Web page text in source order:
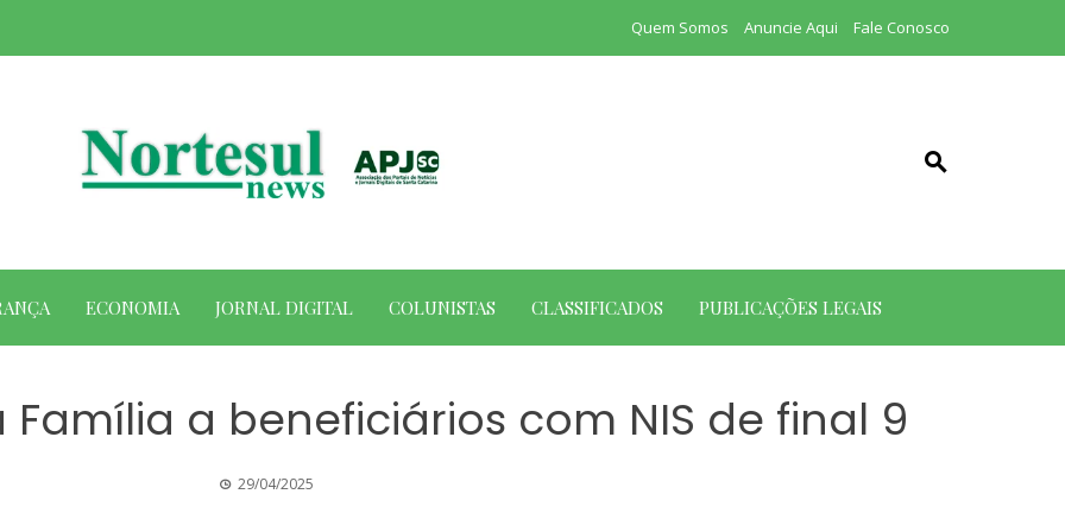
Quem Somos Anuncie Aqui Fale Conosco
ECONOMIA JORNAL DIGITAL COLUNISTAS CLASSIFICADOS PUBLICAÇÕES LEGAIS
a beneficiários com NIS de final 9
29/04/2025